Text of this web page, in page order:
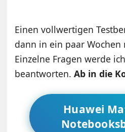
Einen vollwertigen
dann in ein paar Wochen
Einzelne Fragen werde
beantworten.Ab in die
Huawei